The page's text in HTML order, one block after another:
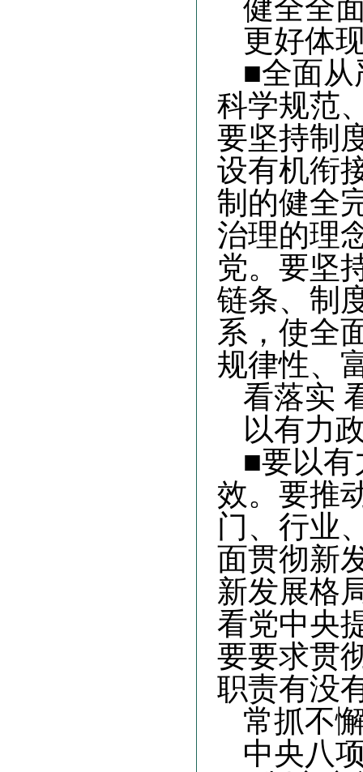
健全全
更好体
■全面从
科学规范
要坚持制
设有机衔
制的健全
治理的理
党。要坚
链条、制
系，使全
规律性、
看落实
以有力
■要以有
效。要推
门、行业
面贯彻新
新发展格
看党中央
要要求贯
职责有没
常抓不
中央八